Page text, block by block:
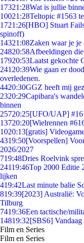
17321:28Wat is jullie
10021:28Teltopic #1563
1721:26[HBO] Stuart
spinoff)
14321:08Zaken waar je je
24820:58Afbeeldingen
17920:53Laatst gekochte
241 20:39Wie gaan er
overledenen.
4420:30GGZ heeft mij
2320:29Capibara's
binnen
25720:25[UFO/UAP] #16
13720:20[Wielrennen
1020:13[gratis]
4319:50[Voorspellen]
2026/2027
719:48Dries Roelvink
24119:46Top 2000 Editie
lijken
419:42Last minute balie
819:39[2023] Australië:
Tilburg
7419:36Een tactische/
14819:32[SBS6]
Film en Series
Film en Series